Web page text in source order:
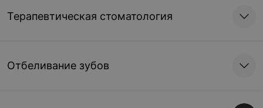
Терапевтическая стоматология
Отбеливание зубов